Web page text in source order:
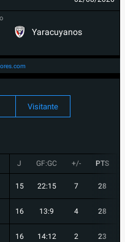
Yaracuyanos
Visitante
J GF:GC +/- PTS
15 22:15 7 28
16 13:9 4 28
16 14:12 2 23